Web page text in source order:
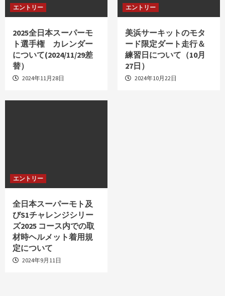
エントリー
2025全日本スーパーモ
ト選手権 カレンダー
について(2024/11/29差
替）
2024年11月28日
エントリー
美浜サーキットのモタ
ード限定ダート走行＆
練習日について（10月
27日）
2024年10月22日
エントリー
全日本スーパーモト及
びS1チャレンジシリー
ズ2025 コース内での取
材時ヘルメット着用規
定について
2024年9月11日